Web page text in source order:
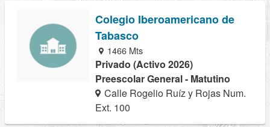
Colegio Iberoamericano de
Tabasco
1466 Mts
Privado (Activo 2026)
Preescolar General - Matutino
Calle Rogelio Ruíz y Rojas Num.
Ext. 100